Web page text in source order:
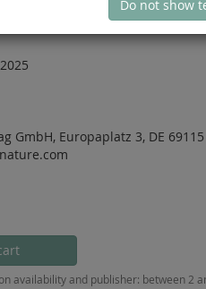
Do not show
GmbH, Europaplatz 3, DE
availability and publisher: between 2